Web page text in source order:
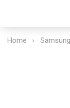
Home Samsung